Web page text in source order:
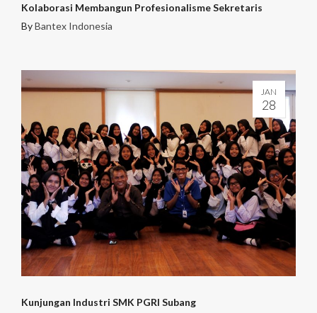
Kolaborasi Membangun Profesionalisme Sekretaris
ByBantex Indonesia
JAN
28
Kunjungan Industri SMK PGRI Subang